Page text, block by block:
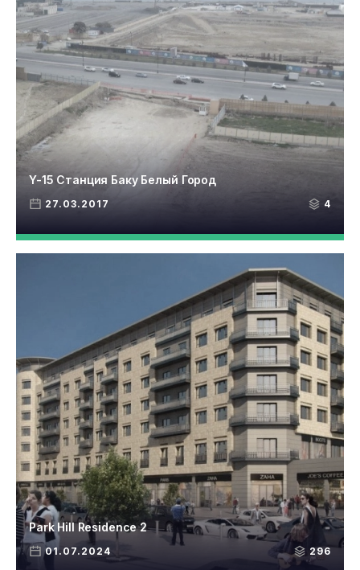
27.03.2017 4
Y-15 Станция Баку Белый Город
01.07.2024 296
Park Hill Residence 2